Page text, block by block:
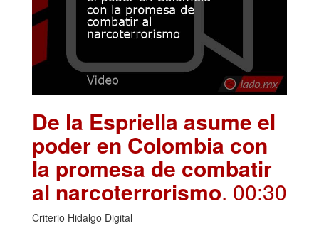
De la Espriella asume el
poder en Colombia con
la promesa de combatir
al narcoterrorismo. 00:30
Criterio Hidalgo Digital